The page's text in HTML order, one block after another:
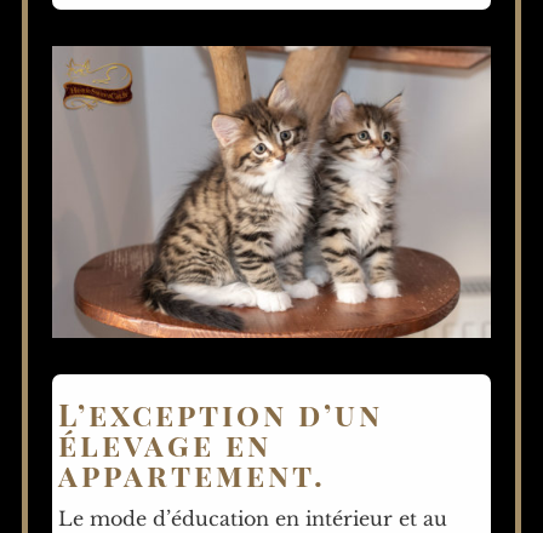
L’exception d’un
élevage en
appartement.
Le mode d’éducation en intérieur et au